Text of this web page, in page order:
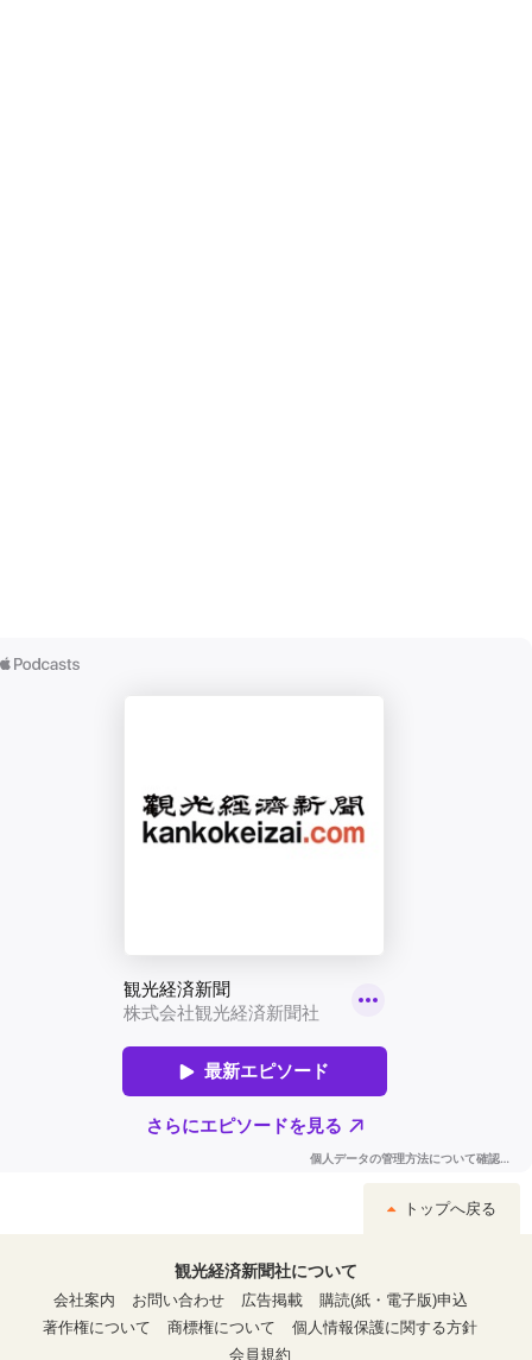
トップへ戻る
観光経済新聞社について
会社案内
お問い合わせ 広告掲載
購読(紙・電子版)申込
著作権について
商標権について
個人情報保護に関する方針
会員規約